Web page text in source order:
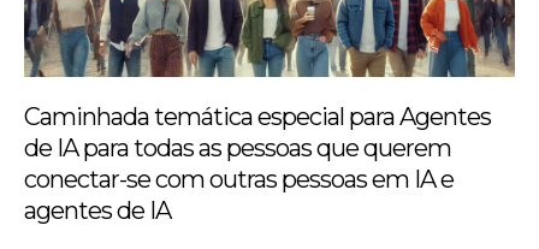
Caminhada temática especial para Agentes
de IA para todas as pessoas que querem
conectar-se com outras pessoas em IA e
agentes de IA